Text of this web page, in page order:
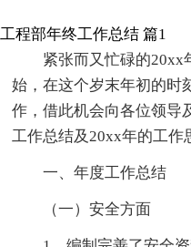
工程部年终工作总结 篇1
紧张而又忙碌的20xx
始，在这个岁末年初的时
作，借此机会向各位领导
工作总结及20xx年的工作
一、年度工作总结
（一）安全方面